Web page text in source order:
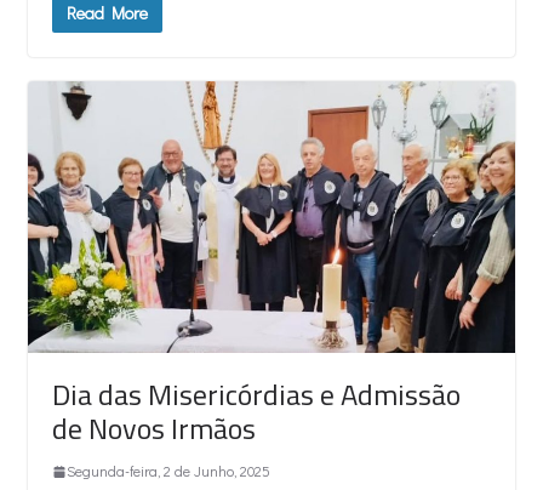
Read More
Dia das Misericórdias e Admissão
de Novos Irmãos
Segunda-feira, 2 de Junho, 2025